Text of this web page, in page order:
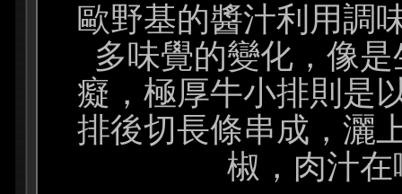
歐野基的醬汁利用調
多味覺的變化，像
癡，極厚牛小排則是
排後切長條串成，灑
椒，肉汁